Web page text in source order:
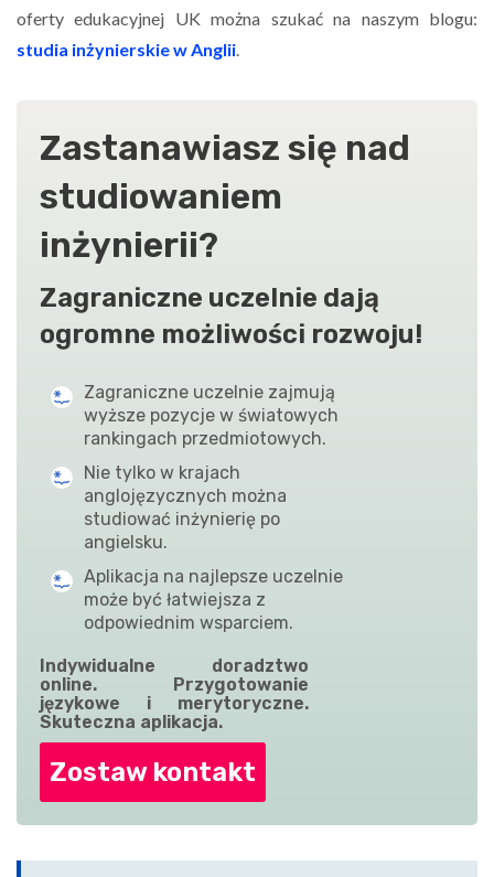
oferty edukacyjnej UK można szukać na naszym blogu:
studia inżynierskie w Anglii.
Zastanawiasz się nad
studiowaniem
inżynierii?
Zagraniczne uczelnie dają
ogromne możliwości rozwoju!
Zagraniczne uczelnie zajmują
wyższe pozycje w światowych
rankingach przedmiotowych.
Nie tylko w krajach
anglojęzycznych można
studiować inżynierię po
angielsku.
Aplikacja na najlepsze uczelnie
może być łatwiejsza z
odpowiednim wsparciem.
Indywidualne doradztwo
online. Przygotowanie
językowe i merytoryczne.
Skuteczna aplikacja.
Zostaw kontakt